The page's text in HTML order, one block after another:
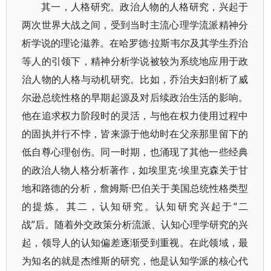
其一，人格研究。政治人物的人格研究，兴起于
两次世界大战之间，受到当时主流心理学流派精神分
析学说的理论滋养。在哈罗德·拉斯韦尔及其学生乔治
等人的引领下，精神分析学说被较为系统地应用于政
治人物的人格与动机研究。比如，乔治夫妇剖析了威
尔逊总统性格的早期起源及对后续政治生活的影响。
他在追求权力阶段时的灵活，与他在权力使用过程中
的固执并行不悖，皆来源于他幼时在父亲那里留下的
低自尊心理创伤。同一时期，也涌现了其他一些经典
的政治人物人格分析著作，如埃里克·埃里克森关于甘
地和路德的分析，詹姆斯·巴伯关于美国总统性格类型
的提炼。其二，认知研究。认知研究兴起于“二
战”后。随着外交政策分析流派、认知心理学研究的兴
起，领导人的认知偏差逐渐受到重视。在此领域，最
为知名的就是杰维斯的研究，他是认知学派的核心代